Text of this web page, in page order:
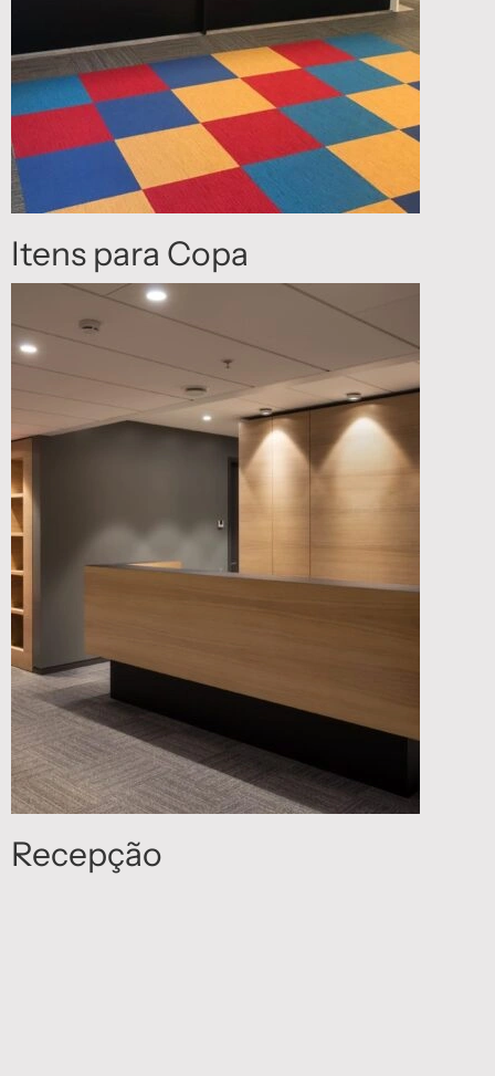
Itens para Copa
Recepção